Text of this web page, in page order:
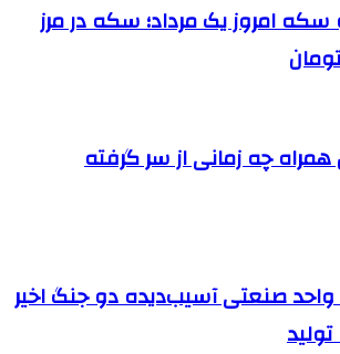
امروز یک مرداد؛ سکه در مرز
همراه چه زمانی از سر گرفته
بازگشت ۴۶ واحد صنعتی آسیب‌دیده دو جنگ اخیر
تولید